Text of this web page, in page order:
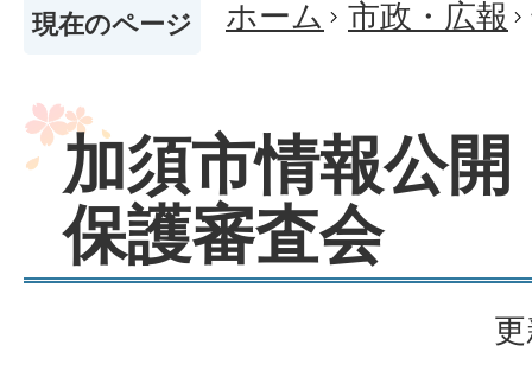
現在のページ ホーム 市政・広報
加須市情報公
保護審査会